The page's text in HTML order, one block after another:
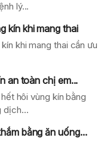
lý...
kín khi mang thai
khi mang thai cần ưu
an toàn chị em...
hôi vùng kín bằng
dịch...
bằng ăn uống...